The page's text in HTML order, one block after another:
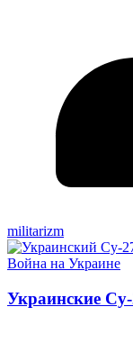
militarizm
Война на Украине
Украинские Су-